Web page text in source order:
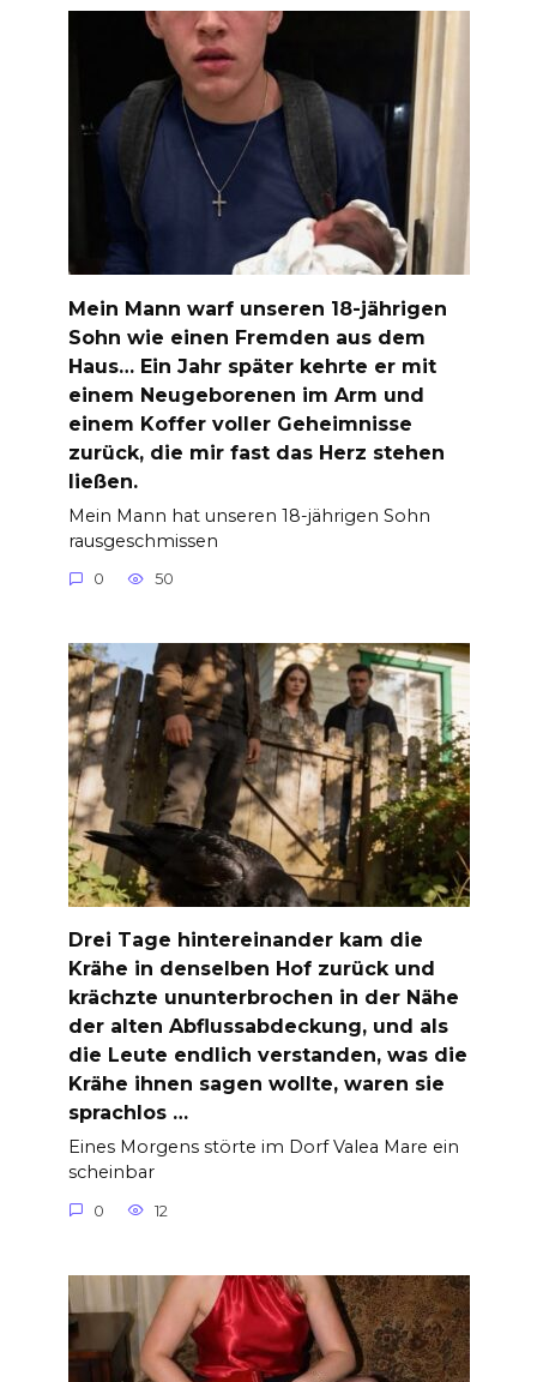
Mein Mann warf unseren 18-jährigen
Sohn wie einen Fremden aus dem
Haus… Ein Jahr später kehrte er mit
einem Neugeborenen im Arm und
einem Koffer voller Geheimnisse
zurück, die mir fast das Herz stehen
ließen.
Mein Mann hat unseren 18-jährigen Sohn
rausgeschmissen
0 50
Drei Tage hintereinander kam die
Krähe in denselben Hof zurück und
krächzte ununterbrochen in der Nähe
der alten Abflussabdeckung, und als
die Leute endlich verstanden, was die
Krähe ihnen sagen wollte, waren sie
sprachlos …
Eines Morgens störte im Dorf Valea Mare ein
scheinbar
0 12